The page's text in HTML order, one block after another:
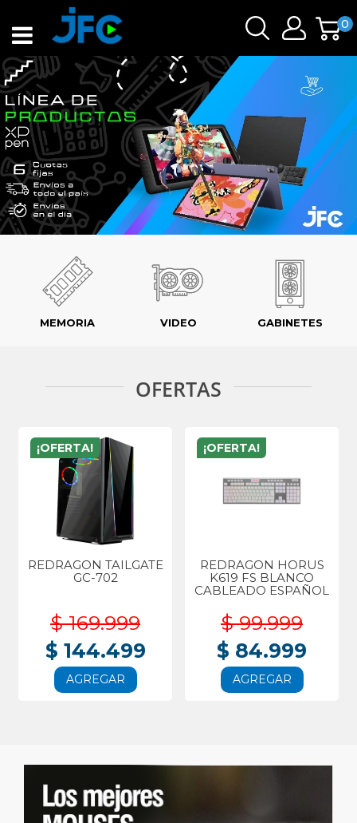
0
MEMORIA VIDEO GABINETES
OFERTAS
¡OFERTA!
REDRAGON TAILGATE
GC-702
$ 169.999
$ 144.499
AGREGAR
¡OFERTA!
REDRAGON HORUS
K619 FS BLANCO
CABLEADO ESPAÑOL
$ 99.999
$ 84.999
AGREGAR